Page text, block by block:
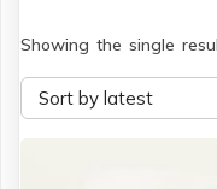
Showing the single